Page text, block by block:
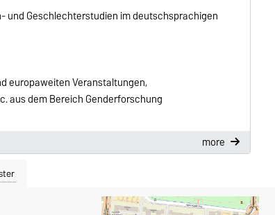
und Geschlechterstudien im deutschsprachigen
europaweiten Veranstaltungen,
aus dem Bereich Genderforschung
more